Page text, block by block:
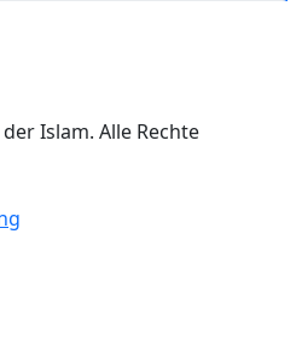
Islam. Alle Rechte